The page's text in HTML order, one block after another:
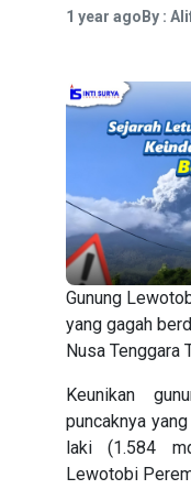
1 year ago By :
Gunung
yang gagah
Nusa Tenggara
Keunikan
puncaknya
laki (1.584
Lewotobi